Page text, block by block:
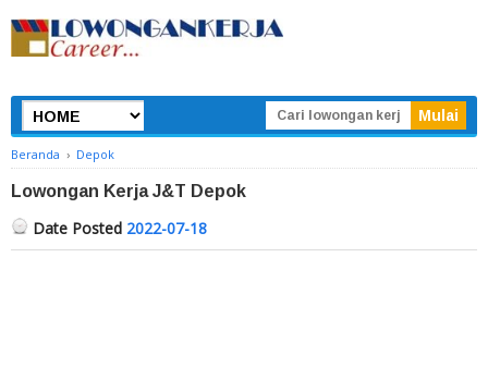
Beranda › Depok
Lowongan Kerja J&T Depok
Date Posted 2022-07-18